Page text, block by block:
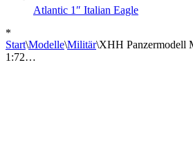
Atlantic 1″ Italian Eagle
*
Start\Modelle\Militär\XHH Panzermodell
1:72…